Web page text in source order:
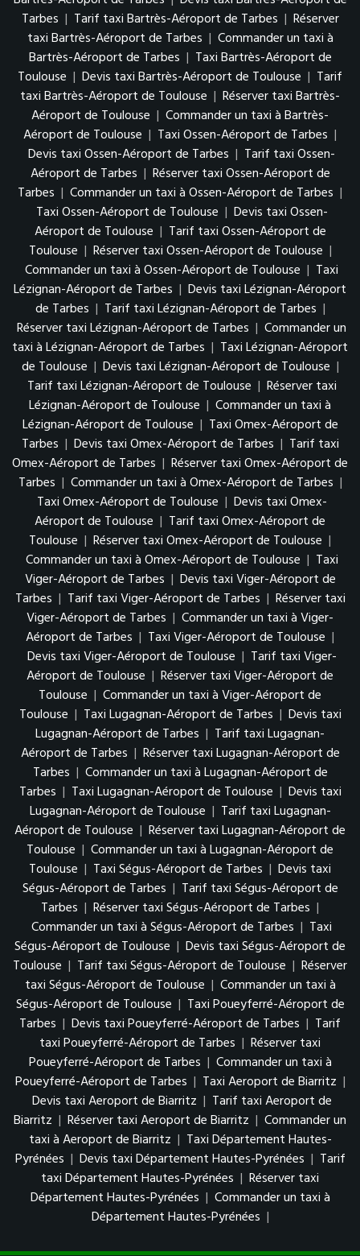
Tarbes | Tarif taxi Bartrès-Aéroport de Tarbes | Réserver
taxi Bartrès-Aéroport de Tarbes | Commander un taxi à
Bartrès-Aéroport de Tarbes | Taxi Bartrès-Aéroport de
Toulouse | Devis taxi Bartrès-Aéroport de Toulouse | Tarif
taxi Bartrès-Aéroport de Toulouse | Réserver taxi Bartrès-
Aéroport de Toulouse | Commander un taxi à Bartrès-
Aéroport de Toulouse | Taxi Ossen-Aéroport de Tarbes |
Devis taxi Ossen-Aéroport de Tarbes | Tarif taxi Ossen-
Aéroport de Tarbes | Réserver taxi Ossen-Aéroport de
Tarbes | Commander un taxi à Ossen-Aéroport de Tarbes |
Taxi Ossen-Aéroport de Toulouse | Devis taxi Ossen-
Aéroport de Toulouse | Tarif taxi Ossen-Aéroport de
Toulouse | Réserver taxi Ossen-Aéroport de Toulouse |
Commander un taxi à Ossen-Aéroport de Toulouse | Taxi
Lézignan-Aéroport de Tarbes | Devis taxi Lézignan-Aéroport
de Tarbes | Tarif taxi Lézignan-Aéroport de Tarbes |
Réserver taxi Lézignan-Aéroport de Tarbes | Commander un
taxi à Lézignan-Aéroport de Tarbes | Taxi Lézignan-Aéroport
de Toulouse | Devis taxi Lézignan-Aéroport de Toulouse |
Tarif taxi Lézignan-Aéroport de Toulouse | Réserver taxi
Lézignan-Aéroport de Toulouse | Commander un taxi à
Lézignan-Aéroport de Toulouse | Taxi Omex-Aéroport de
Tarbes | Devis taxi Omex-Aéroport de Tarbes | Tarif taxi
Omex-Aéroport de Tarbes | Réserver taxi Omex-Aéroport de
Tarbes | Commander un taxi à Omex-Aéroport de Tarbes |
Taxi Omex-Aéroport de Toulouse | Devis taxi Omex-
Aéroport de Toulouse | Tarif taxi Omex-Aéroport de
Toulouse | Réserver taxi Omex-Aéroport de Toulouse |
Commander un taxi à Omex-Aéroport de Toulouse | Taxi
Viger-Aéroport de Tarbes | Devis taxi Viger-Aéroport de
Tarbes | Tarif taxi Viger-Aéroport de Tarbes | Réserver taxi
Viger-Aéroport de Tarbes | Commander un taxi à Viger-
Aéroport de Tarbes | Taxi Viger-Aéroport de Toulouse |
Devis taxi Viger-Aéroport de Toulouse | Tarif taxi Viger-
Aéroport de Toulouse | Réserver taxi Viger-Aéroport de
Toulouse | Commander un taxi à Viger-Aéroport de
Toulouse | Taxi Lugagnan-Aéroport de Tarbes | Devis taxi
Lugagnan-Aéroport de Tarbes | Tarif taxi Lugagnan-
Aéroport de Tarbes | Réserver taxi Lugagnan-Aéroport de
Tarbes | Commander un taxi à Lugagnan-Aéroport de
Tarbes | Taxi Lugagnan-Aéroport de Toulouse | Devis taxi
Lugagnan-Aéroport de Toulouse | Tarif taxi Lugagnan-
Aéroport de Toulouse | Réserver taxi Lugagnan-Aéroport de
Toulouse | Commander un taxi à Lugagnan-Aéroport de
Toulouse | Taxi Ségus-Aéroport de Tarbes | Devis taxi
Ségus-Aéroport de Tarbes | Tarif taxi Ségus-Aéroport de
Tarbes | Réserver taxi Ségus-Aéroport de Tarbes |
Commander un taxi à Ségus-Aéroport de Tarbes | Taxi
Ségus-Aéroport de Toulouse | Devis taxi Ségus-Aéroport de
Toulouse | Tarif taxi Ségus-Aéroport de Toulouse | Réserver
taxi Ségus-Aéroport de Toulouse | Commander un taxi à
Ségus-Aéroport de Toulouse | Taxi Poueyferré-Aéroport de
Tarbes | Devis taxi Poueyferré-Aéroport de Tarbes | Tarif
taxi Poueyferré-Aéroport de Tarbes | Réserver taxi
Poueyferré-Aéroport de Tarbes | Commander un taxi à
Poueyferré-Aéroport de Tarbes | Taxi Aeroport de Biarritz |
Devis taxi Aeroport de Biarritz | Tarif taxi Aeroport de
Biarritz | Réserver taxi Aeroport de Biarritz | Commander un
taxi à Aeroport de Biarritz | Taxi Département Hautes-
Pyrénées | Devis taxi Département Hautes-Pyrénées | Tarif
taxi Département Hautes-Pyrénées | Réserver taxi
Département Hautes-Pyrénées | Commander un taxi à
Département Hautes-Pyrénées |